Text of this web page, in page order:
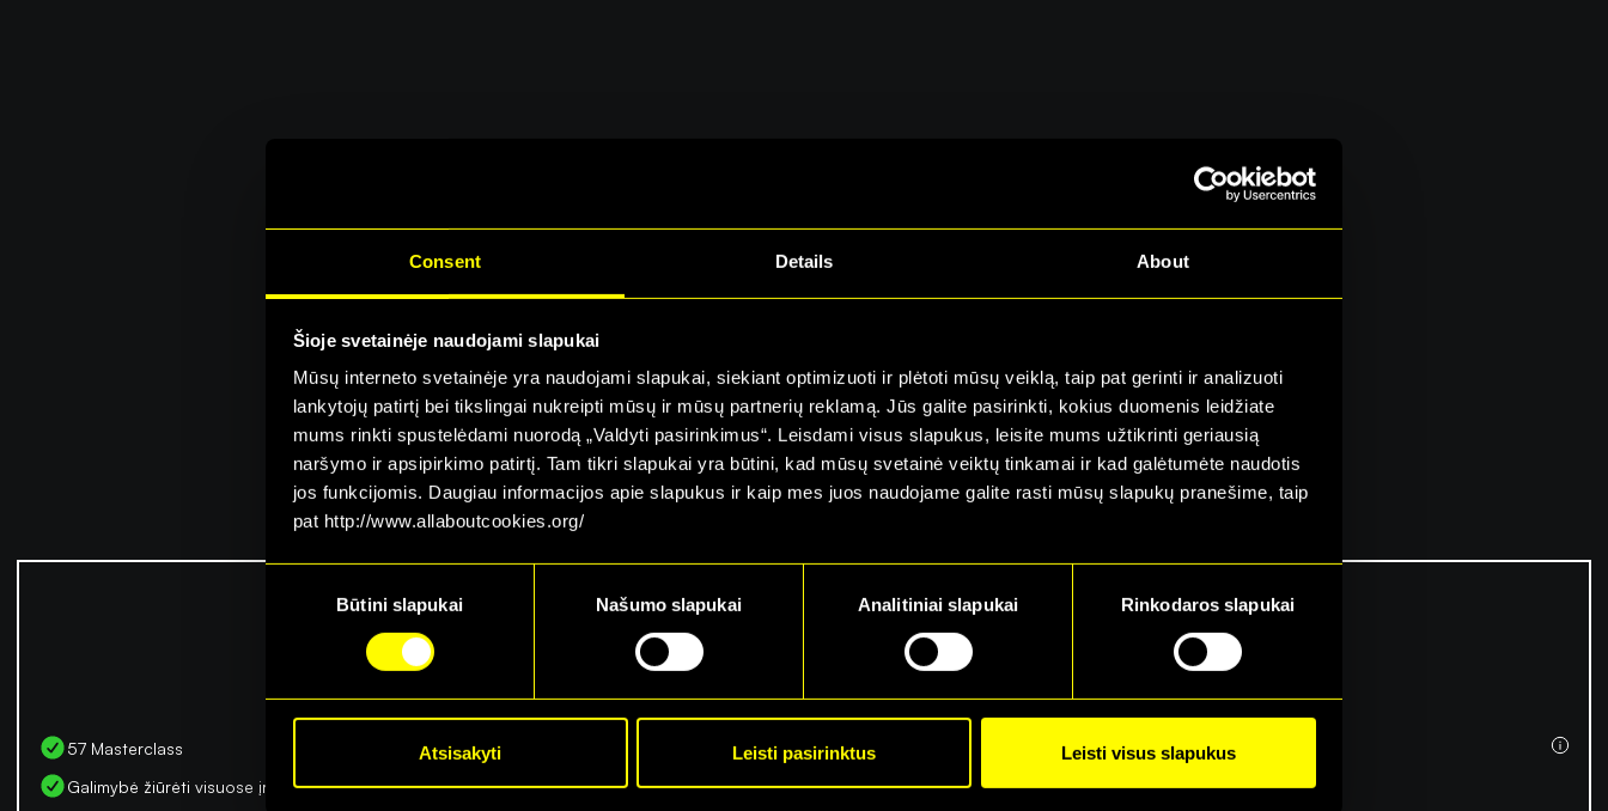
Consent Details About
Šioje svetainėje naudojami slapukai
Mūsų interneto svetainėje yra naudojami slapukai, siekiant optimizuoti ir plėtoti mūsų veiklą, taip pat gerinti ir analizuoti
lankytojų patirtį bei tikslingai nukreipti mūsų ir mūsų partnerių reklamą. Jūs galite pasirinkti, kokius duomenis leidžiate
mums rinkti spustelėdami nuorodą „Valdyti pasirinkimus“. Leisdami visus slapukus, leisite mums užtikrinti geriausią
naršymo ir apsipirkimo patirtį. Tam tikri slapukai yra būtini, kad mūsų svetainė veiktų tinkamai ir kad galėtumėte naudotis
jos funkcijomis. Daugiau informacijos apie slapukus ir kaip mes juos naudojame galite rasti mūsų slapukų pranešime, taip
pat http://www.allaboutcookies.org/
Būtini slapukai Našumo slapukai Analitiniai slapukai Rinkodaros slapukai
Atsisakyti Leisti pasirinktus Leisti visus slapukus
Šį Masterclass galėsite žiūrėti su
Alma Master Naryste
Flex Narystė €
€ per mėn.
57 Masterclass
Galimybė žiūrėti visuose įrenginiuose